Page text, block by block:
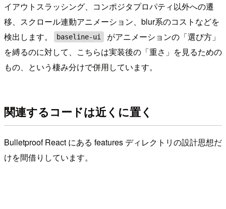
イアウトスラッシング、コンポジタプロパティ以外への遷
移、スクロール連動アニメーション、blur系のコストなどを
検出します。
baseline-ui
がアニメーションの「選び方」
を縛るのに対して、こちらは実装後の「重さ」を見るための
もの、という棲み分けで併用しています。
関連するコードは近くに置く
Bulletproof React にある features ディレクトリの設計思想だ
けを間借りしています。